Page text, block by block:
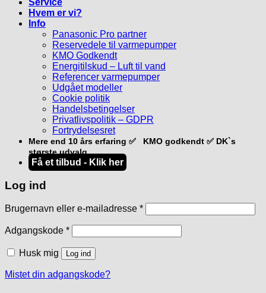
Hvem er vi?
Info
Panasonic Pro partner
Reservedele til varmepumper
KMO Godkendt
Energitilskud – Luft til vand
Referencer varmepumper
Udgået modeller
Cookie politik
Handelsbetingelser
Privatlivspolitik – GDPR
Fortrydelsesret
Mere end 10 års erfaring ✅ KMO godkendt ✅ DK`s
største udvalg
Få et tilbud - Klik her
Log ind
Brugernavn eller e-mailadresse *Påkrævet
Adgangskode *Påkrævet
Husk mig Log ind
Mistet din adgangskode?